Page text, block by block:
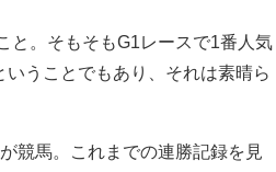
。そもそもG1レースで1番人気
うことでもあり、それは素晴ら
競馬。これまでの連勝記録を見